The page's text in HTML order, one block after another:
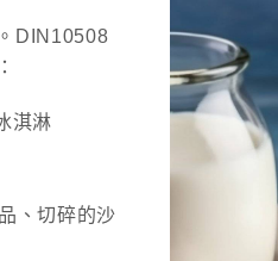
DIN10508
淇淋
、切碎的沙